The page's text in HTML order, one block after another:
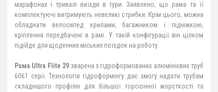
марафонах і тривалі виїзди в тури. Заявлено, що рама та її
комплектуючі витримують невеликі стрибки. Крім цього, можна
обладнати велосипед крилами, багажником і підніжкою,
кріплення передбачені в рамі. У такій конфігурації він цілком
підійде для щоденних міських поїздок на роботу.
Рама Ultra Flite 29 зварена з гідроформованих алюмінієвих труб
6061 серії. Технологія гідроформінгу дає змогу надати трубам
складнішого профілю для більшої торсіонної жорсткості та